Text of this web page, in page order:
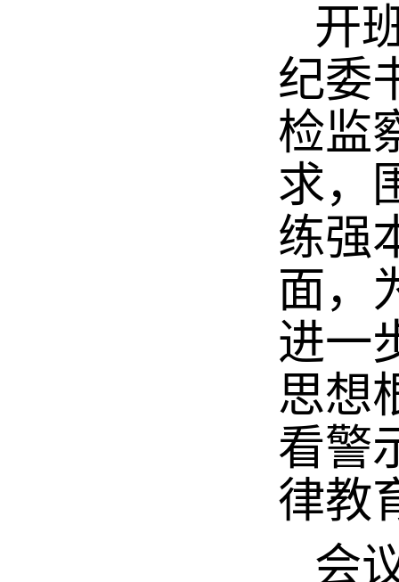
开
纪委
检监
求，
练强
面，
进一
思想
看警
律教
会